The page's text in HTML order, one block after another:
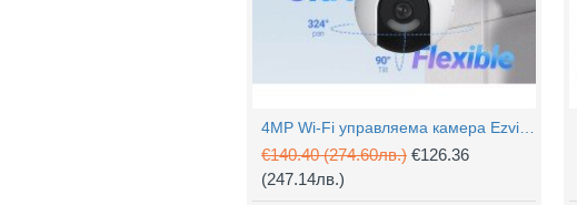
€140.40(274.60лв.) €126.36
(247.14лв.)